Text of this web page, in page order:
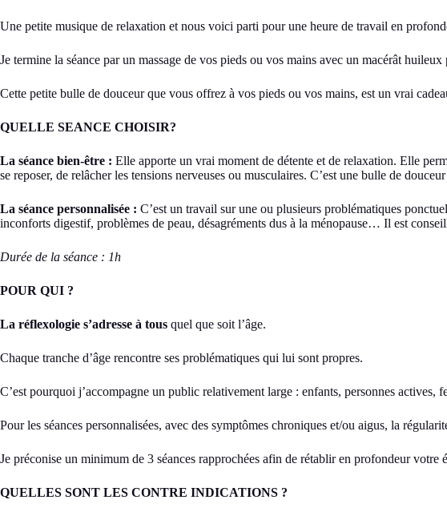
Une petite musique de relaxation et nous voici parti pour une heure de travail en
Je termine la séance par un massage de vos pieds ou vos mains avec un macérât
Cette petite bulle de douceur que vous offrez à vos pieds ou vos mains, est un vrai
QUELLE SEANCE CHOISIR?
La séance bien-être : Elle apporte un vrai moment de détente et de relaxation. Elle
se reposer, de relâcher les tensions nerveuses ou musculaires. C’est une bulle de
La séance personnalisée : C’est un travail sur une ou plusieurs problématiques
inconforts digestif, problèmes de peau, désagréments dus à la ménopause… Il est
Durée de la séance : 1h
POUR QUI ?
La réflexologie s’adresse à tous quel que soit l’âge.
Chaque tranche d’âge rencontre ses problématiques qui lui sont propres.
C’est pourquoi j’accompagne un public relativement large : enfants, personnes actives,
Pour les séances personnalisées, avec des symptômes chroniques et/ou aigus, la
Je préconise un minimum de 3 séances rapprochées afin de rétablir en profondeur votre
QUELLES SONT LES CONTRE INDICATIONS ?